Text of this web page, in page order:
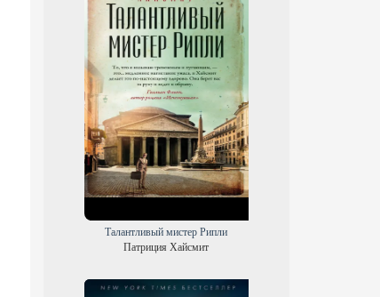
Талантливый мистер Рипли
Патриция Хайсмит